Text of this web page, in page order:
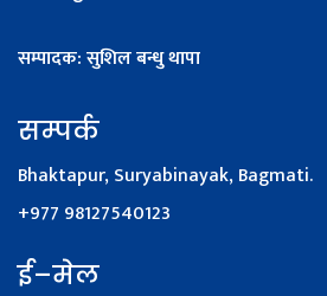
सम्पादक: सुशिल बन्धु थापा
सम्पर्क
Bhaktapur, Suryabinayak, Bagmati.
+977 98127540123
ई–मेल